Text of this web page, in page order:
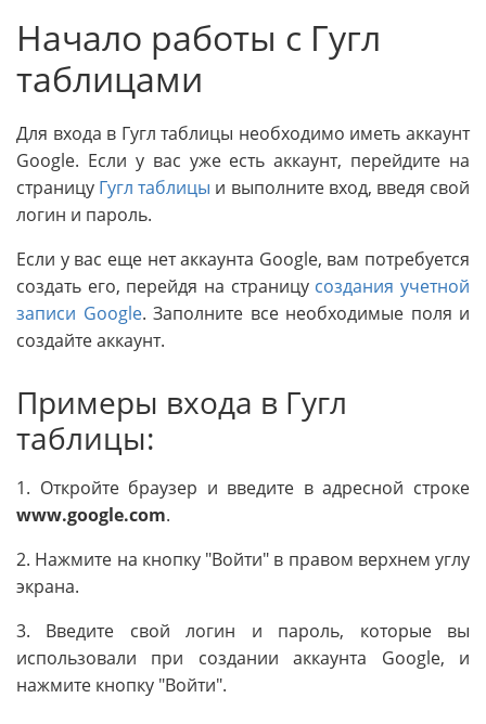
Начало работы с Гугл
таблицами
Для входа в Гугл таблицы необходимо иметь аккаунт
Google. Если у вас уже есть аккаунт, перейдите на
страницу Гугл таблицы и выполните вход, введя свой
логин и пароль.
Если у вас еще нет аккаунта Google, вам потребуется
создать его, перейдя на страницу создания учетной
записи Google. Заполните все необходимые поля и
создайте аккаунт.
Примеры входа в Гугл
таблицы:
1. Откройте браузер и введите в адресной строке
www.google.com.
2. Нажмите на кнопку "Войти" в правом верхнем углу
экрана.
3. Введите свой логин и пароль, которые вы
использовали при создании аккаунта Google, и
нажмите кнопку "Войти".